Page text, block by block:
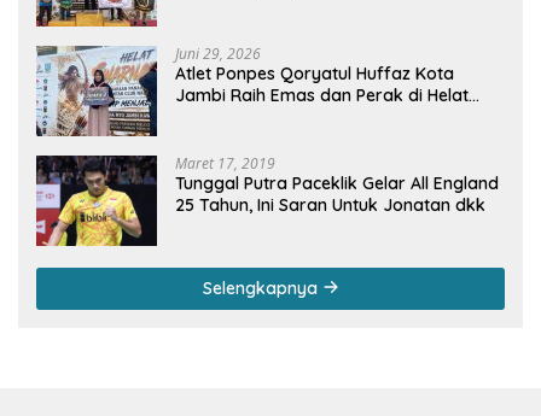
Juni 29, 2026
Atlet Ponpes Qoryatul Huffaz Kota
Jambi Raih Emas dan Perak di Helat
Maret 17, 2019
Tunggal Putra Paceklik Gelar All England
25 Tahun, Ini Saran Untuk Jonatan dkk
Selengkapnya